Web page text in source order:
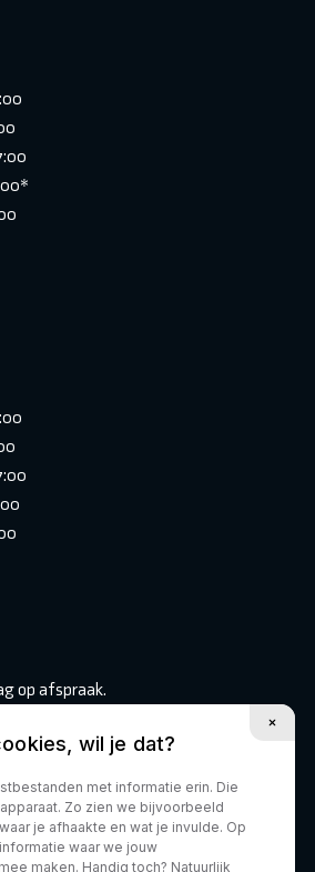
op afspraak.
wil je dat?
met informatie erin. Die
Zo zien we bijvoorbeeld
je afhaakte en wat je invulde. Op
waar we jouw
maken. Handig toch? Natuurlijk